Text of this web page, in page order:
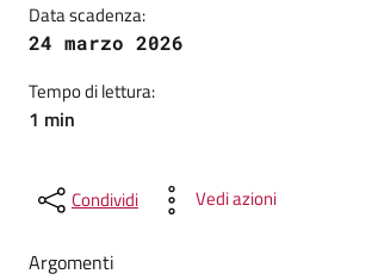
Data scadenza:
24 marzo 2026
Tempo di lettura:
1 min
Condividi Vedi azioni
Argomenti